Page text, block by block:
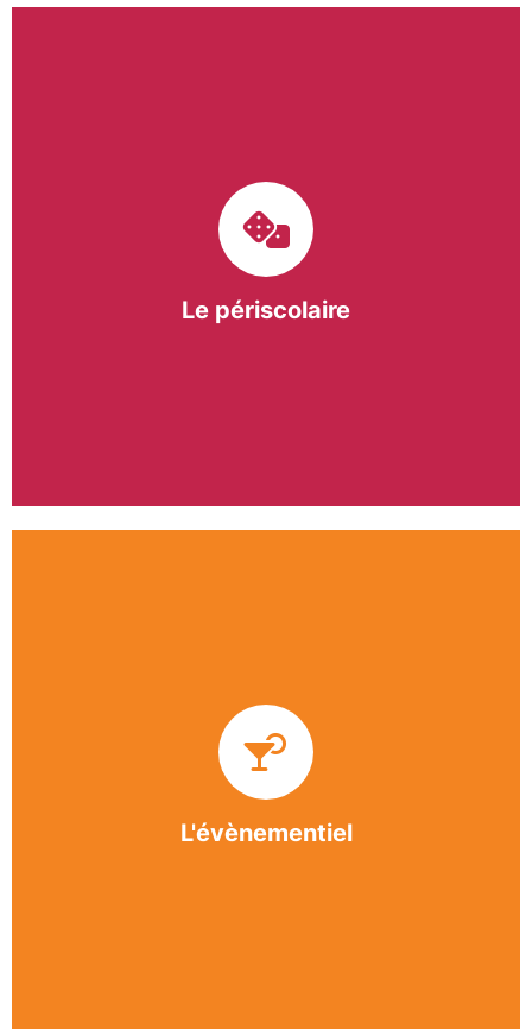
Le périscolaire
bergeracois. A travers les Temps d’Activités
Périscolaires (TAP) et les Pauses Méridiennes, nous
apportons une réponse adaptée et individualisée
L'évènementiel
BASE apporte des solutions innovantes et
originales dans l’organisation des manifestations,
festivals, conventions, colloques et assemblées